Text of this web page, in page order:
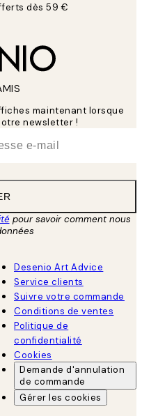
dès 59 €
maintenant lorsque
newsletter !
pour savoir comment nous
Desenio Art Advice
Service clients
Suivre votre commande
Conditions de ventes
Politique de
confidentialité
Cookies
Demande d'annulation
de commande
Gérer les cookies